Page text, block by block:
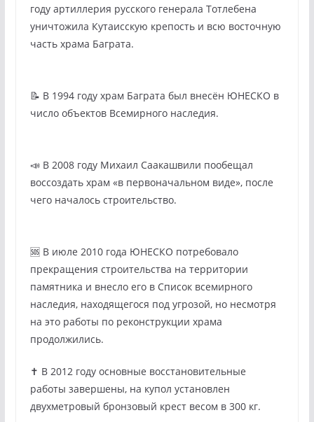
году артиллерия русского генерала Тотлебена
уничтожила Кутаисскую крепость и всю восточную
часть храма Баграта.
📝 В 1994 году храм Баграта был внесён ЮНЕСКО в
число объектов Всемирного наследия.
📣 В 2008 году Михаил Саакашвили пообещал
воссоздать храм «в первоначальном виде», после
чего началось строительство.
🆘 В июле 2010 года ЮНЕСКО потребовало
прекращения строительства на территории
памятника и внесло его в Список всемирного
наследия, находящегося под угрозой, но несмотря
на это работы по реконструкции храма
продолжились.
✝️ В 2012 году основные восстановительные
работы завершены, на купол установлен
двухметровый бронзовый крест весом в 300 кг.